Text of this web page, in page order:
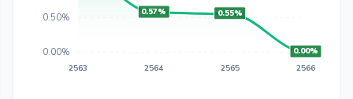
0.50%
0.00%
0.57% 0.55%
0.00%
2563
2564 2565 2566